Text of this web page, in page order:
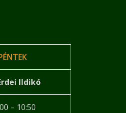
Ildikó
– 10:50